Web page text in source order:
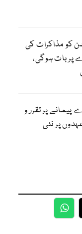
کو مذاکرات کی
پر بات ہوگی،
پیمانے پر تقرر و
پر نئی